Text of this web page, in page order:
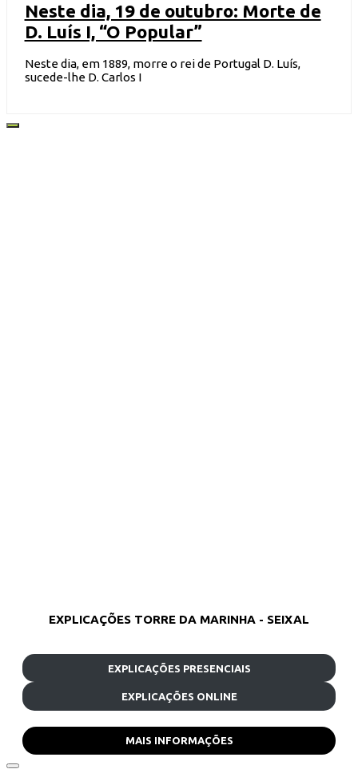
Neste dia, 19 de outubro: Morte de
D. Luís I, “O Popular”
Neste dia, em 1889, morre o rei de Portugal D. Luís,
sucede-lhe D. Carlos I
EXPLICAÇÕES TORRE DA MARINHA - SEIXAL
EXPLICAÇÕES PRESENCIAIS
EXPLICAÇÕES ONLINE
MAIS INFORMAÇÕES